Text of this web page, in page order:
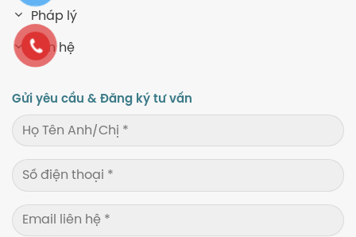
Pháp lý
Liên hệ
Gửi yêu cầu & Đăng ký tư vấn